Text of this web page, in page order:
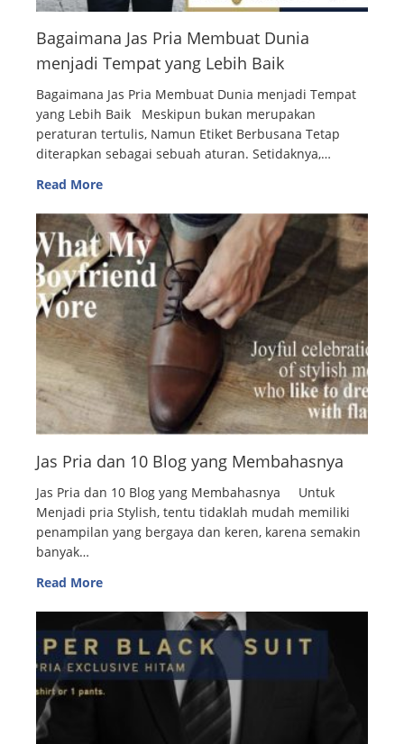
Bagaimana Jas Pria Membuat Dunia
menjadi Tempat yang Lebih Baik
Bagaimana Jas Pria Membuat Dunia menjadi Tempat
yang Lebih Baik Meskipun bukan merupakan
peraturan tertulis, Namun Etiket Berbusana Tetap
diterapkan sebagai sebuah aturan. Setidaknya,…
Read More
Jas Pria dan 10 Blog yang Membahasnya
Jas Pria dan 10 Blog yang Membahasnya Untuk
Menjadi pria Stylish, tentu tidaklah mudah memiliki
penampilan yang bergaya dan keren, karena semakin
banyak…
Read More